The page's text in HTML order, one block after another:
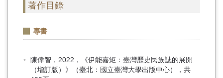
著作目錄
專書
陳偉智，2022，《伊能嘉矩：臺灣歷史民族誌的展開
（增訂版）》（臺北：國立臺灣大學出版中心），共